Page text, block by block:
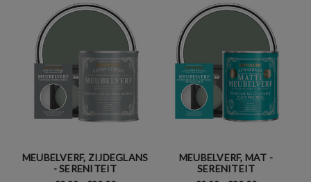
MEUBELVERF, ZIJDEGLANS
- SERENITEIT
MEUBELVERF, MAT -
SERENITEIT